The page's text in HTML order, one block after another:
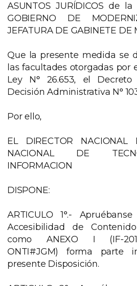
ASUNTOS JURÍDICOS de la
GOBIERNO DE
JEFATURA DE GABINETE DE
Que la presente medida se
las facultades otorgadas por
Ley N° 26.653, el
Decisión Administrativa N°
Por ello,
EL DIRECTOR
NACIONAL DE
INFORMACION
DISPONE:
ARTICULO 1°.-
Accesibilidad de
como ANEXO I (IF-2019-
ONTI#JGM) forma parte
presente Disposición.